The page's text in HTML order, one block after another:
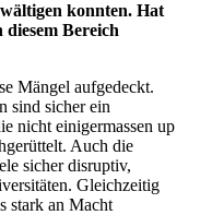
konnten. Hat
Bereich
Mängel aufgedeckt.
sind sicher ein
nicht einigermassen up
Auch die
sicher disruptiv,
Gleichzeitig
stark an Macht